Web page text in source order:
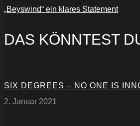
„Beyswind“ ein klares Statement
DAS KÖNNTEST
SIX DEGREES – NO ONE IS
2. Januar 2021